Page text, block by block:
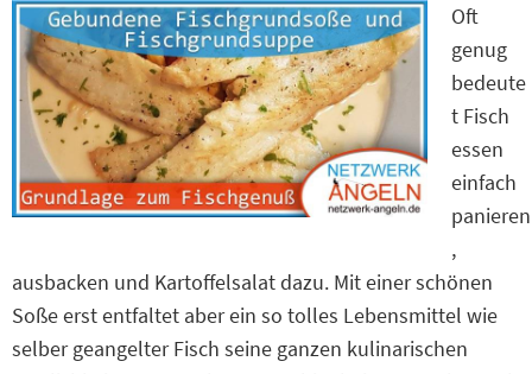
Oft
genug
bedeute
t Fisch
essen
einfach
panieren
,
ausbacken und Kartoffelsalat dazu. Mit einer schönen
Soße erst entfaltet aber ein so tolles Lebensmittel wie
selber geangelter Fisch seine ganzen kulinarischen